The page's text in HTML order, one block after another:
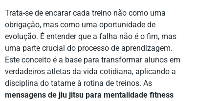
Trata-se de encarar cada treino não como uma
obrigação, mas como uma oportunidade de
evolução. É entender que a falha não é o fim, mas
uma parte crucial do processo de aprendizagem.
Este conceito é a base para transformar alunos em
verdadeiros atletas da vida cotidiana, aplicando a
disciplina do tatame à rotina de treinos. As
mensagens de jiu jitsu para mentalidade fitness